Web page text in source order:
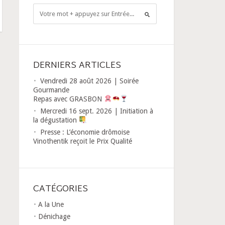
DERNIERS ARTICLES
Vendredi 28 août 2026 | Soirée
Gourmande
Repas avec GRASBON
Mercredi 16 sept. 2026 | Initiation à
la dégustation
Presse : L’économie drômoise
Vinothentik reçoit le Prix Qualité
CATÉGORIES
A la Une
Dénichage